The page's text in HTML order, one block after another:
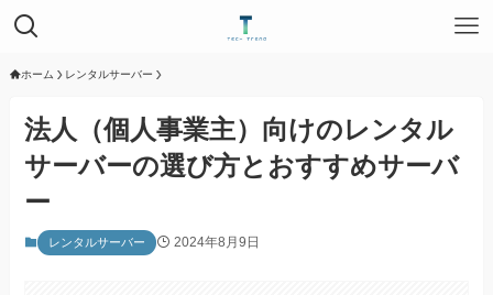
ホーム レンタルサーバー
法人（個人事業主）向けのレンタル
サーバーの選び方とおすすめサーバ
ー
レンタルサーバー 2024年8月9日